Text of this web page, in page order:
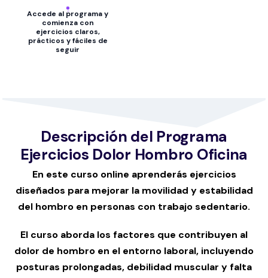
Accede al programa y
comienza con
ejercicios claros,
prácticos y fáciles de
seguir
Descripción del Programa
Ejercicios Dolor Hombro Oficina
En este curso online aprenderás ejercicios
diseñados para mejorar la movilidad y estabilidad
del hombro en personas con trabajo sedentario.
El curso aborda los factores que contribuyen al
dolor de hombro en el entorno laboral, incluyendo
posturas prolongadas, debilidad muscular y falta